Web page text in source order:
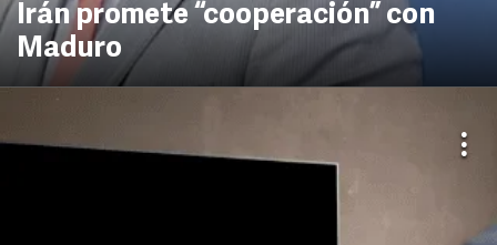
Irán promete “cooperación” con
Maduro